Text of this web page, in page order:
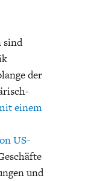
sind
der
einem
US-
und